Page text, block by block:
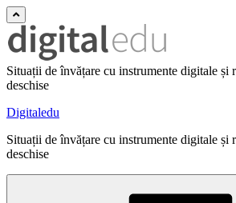
Situații de învățare cu instrumente digitale și
deschise
Digitaledu
Situații de învățare cu instrumente digitale și
deschise